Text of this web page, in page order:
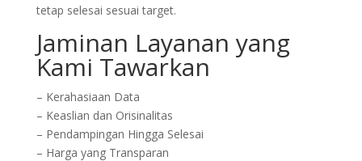
tetap selesai sesuai target.
Jaminan Layanan yang
Kami Tawarkan
– Kerahasiaan Data
– Keaslian dan Orisinalitas
– Pendampingan Hingga Selesai
– Harga yang Transparan